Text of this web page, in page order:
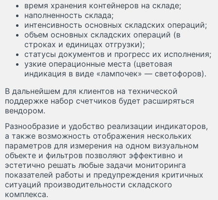
время хранения контейнеров на складе;
наполненность склада;
интенсивность основных складских операций;
объем основных складских операций (в
строках и единицах отгрузки);
статусы документов и прогресс их исполнения;
узкие операционные места (цветовая
индикация в виде «лампочек» — светофоров).
В дальнейшем для клиентов на технической
поддержке набор счетчиков будет расширяться
вендором.
Разнообразие и удобство реализации индикаторов,
а также возможность отображения нескольких
параметров для измерения на одном визуальном
объекте и фильтров позволяют эффективно и
эстетично решать любые задачи мониторинга
показателей работы и предупреждения критичных
ситуаций производительности складского
комплекса.